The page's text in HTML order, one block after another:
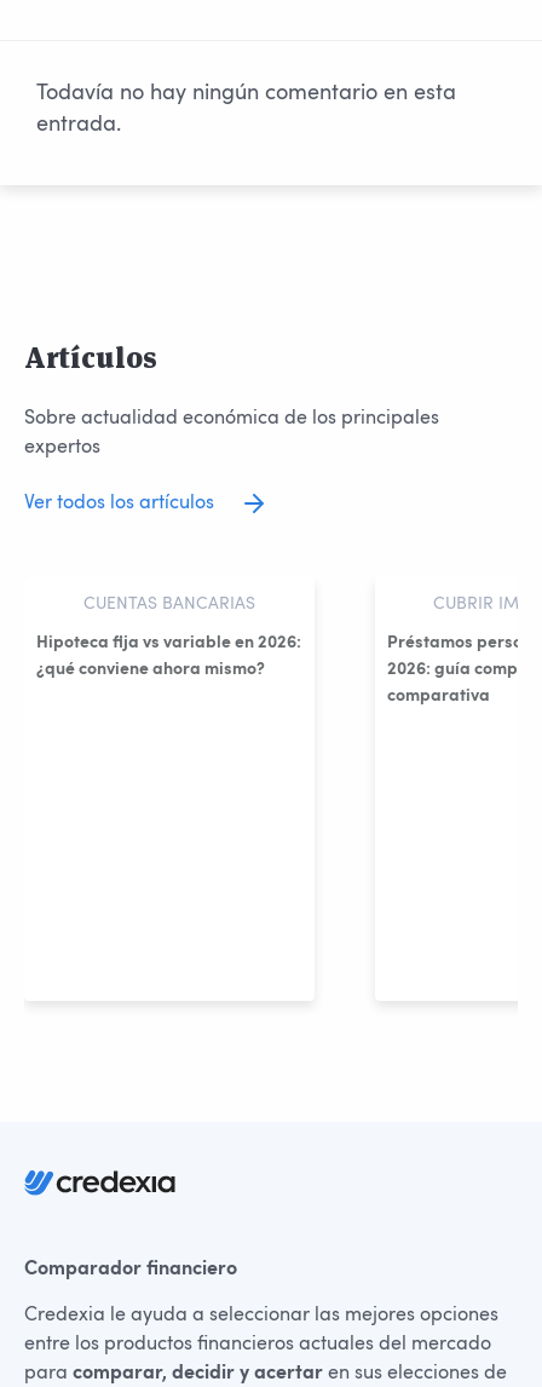
Todavía no hay ningún comentario en esta
entrada.
Artículos
Sobre actualidad económica de los principales
expertos
Ver todos los artículos
CUENTAS BANCARIAS
Hipoteca fija vs variable en 2026:
¿qué conviene ahora mismo?
CUBRIR
Préstamos
2026: guía
comparativa
Comparador financiero
Credexia le ayuda a seleccionar las mejores opciones
entre los productos financieros actuales del mercado
para comparar, decidir y acertar en sus elecciones de